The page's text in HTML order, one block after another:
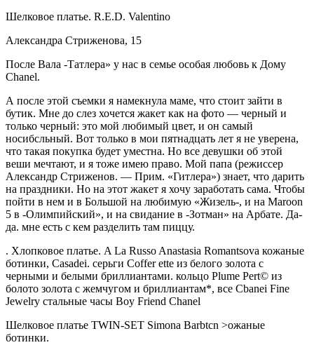
Шелковое платье. R.E.D. Valentino
Александра Стриженова, 15
После Вала -Татлера» у нас в семье особая любовь к Дому
Chanel.
А после этой съемки я намекнула маме, что стоит зайти в
бутик. Мне до слез хочется жакет как на фото — черный и
только чер­ный: это мой любимый цвет, и он самый
носибсльный. Вот только в мои пятнадцать лет я не уверена,
что такая покупка будет умест­на. Но все девушки об этой
веши мечтают, и я тоже имею право. Мой папа (режиссер
Александр Стриженов. — Прим. «Гитлера») знает, что дарить
на праздники. Но на этот жакет я хочу зарабо­тать сама. Чтобы
пойти в нем и в Большой на любимую «Жизель-, и на Maroon
5 в -Олимпийский», и на свидание в -Зотман» на Арбате. Да-
да. мне есть с кем разделить там пиццу.
. Хлопковое платье. A La Russo Anastasia Romantsova кожаные
ботинки, Casadei. серьги Coffer ette из белого золота с
черными и белыми бриллиан­тами. кольцо Plume Pert© из
болото золота с жемчугом и бриллиантам*, все Cbanei Fine
Jewelry стальные часы Boy Friend Chanel
Шелковое платье TWIN-SET Simona Barbtcn >ожаные
ботинки.